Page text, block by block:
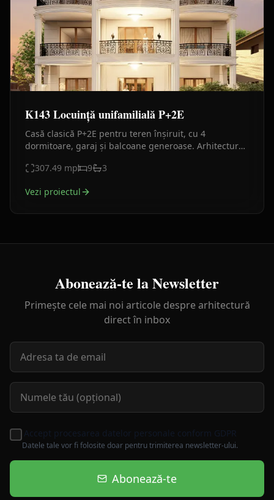
K143 Locuință unifamilială P+2E
Casă clasică P+2E pentru teren înșiruit, cu 4
dormitoare, garaj și balcoane generoase. Arhitectură
307.49 mp 9 3
Vezi proiectul
Abonează-te la Newsletter
Primește cele mai noi articole despre arhitectură
direct în inbox
Accept procesarea datelor personale conform GDPR
Datele tale vor fi folosite doar pentru trimiterea newsletter-ului.
Abonează-te